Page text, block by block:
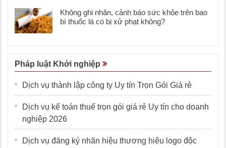
Không ghi nhãn, cảnh báo sức khỏe trên bao
bì thuốc lá có bị xử phạt không?
Pháp luật Khởi nghiệp
Dịch vụ thành lập công ty Uy tín Trọn Gói Giá rẻ
Dịch vụ kế toán thuế trọn gói giá rẻ Uy tín cho doanh
nghiệp 2026
Dịch vụ đăng ký nhãn hiệu thương hiệu logo độc